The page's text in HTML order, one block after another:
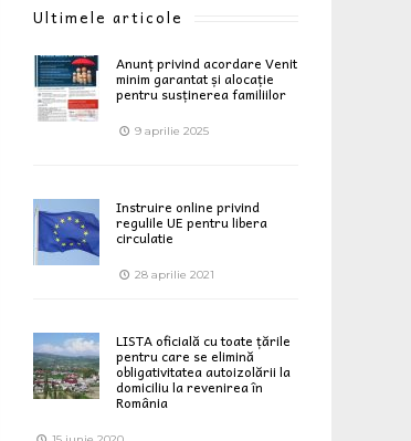
Ultimele articole
Anunț privind acordare Venit
minim garantat și alocație
pentru susținerea familiilor
9 aprilie 2025
Instruire online privind
regulile UE pentru libera
circulatie
28 aprilie 2021
LISTA oficială cu toate țările
pentru care se elimină
obligativitatea autoizolării la
domiciliu la revenirea în
România